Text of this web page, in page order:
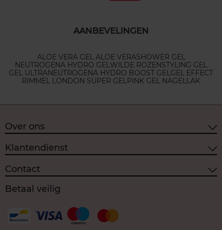
AANBEVELINGEN
ALOE VERA GEL ALOE VERASHOWER GEL
NEUTROGENA HYDRO GELWILDE ROZENSTYLING GEL
GEL ULTRANEUTROGENA HYDRO BOOST GELGEL EFFECT
RIMMEL LONDON SUPER GELPINK GEL NAGELLAK
Over ons
Klantendienst
Contact
Betaal veilig